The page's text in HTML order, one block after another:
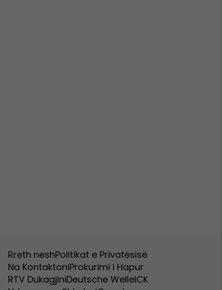
Rreth neshPolitikat e Privatësisë
Na KontaktoniProkurimi i Hapur
RTV DukagjiniDeutsche WelleICK